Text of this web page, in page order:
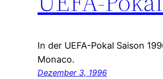
In der UEFA-Pokal Saison
Monaco.
Dezember 3, 1996